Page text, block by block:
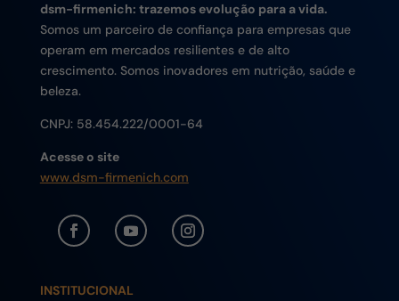
dsm-firmenich: trazemos evolução para a vida.
Somos um parceiro de confiança para empresas que
operam em mercados resilientes e de alto
crescimento. Somos inovadores em nutrição, saúde e
beleza.
CNPJ: 58.454.222/0001-64
Acesse o site
www.dsm-firmenich.com
INSTITUCIONAL